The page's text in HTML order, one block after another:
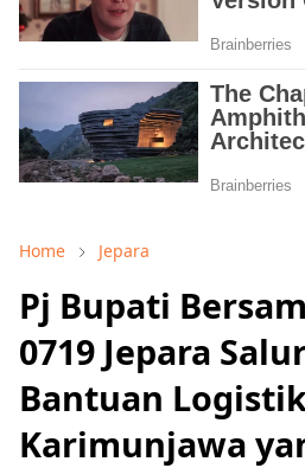
Home Jepara
Pj Bupati
0719 Jepara
Bantuan
Karimunjawa